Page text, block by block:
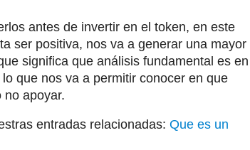
antes de invertir en el token, en este
ser positiva, nos va a generar una mayor
significa que análisis fundamental es en
que nos va a permitir conocer en que
no apoyar.
entradas relacionadas: Que es un